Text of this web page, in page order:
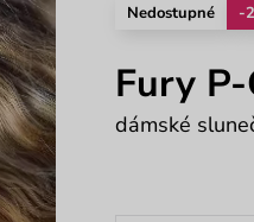
Nedostupné -
Fury
dámské